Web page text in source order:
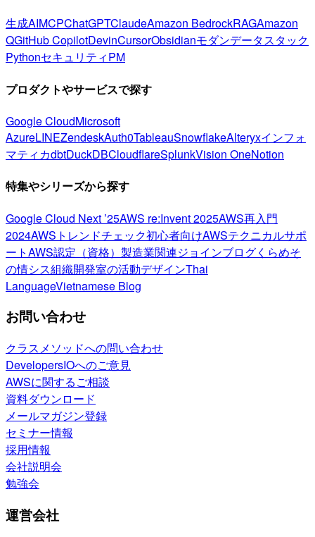
生成AIMCPChatGPTClaudeAmazon BedrockRAGAmazon
QGitHub CopilotDevinCursorObsidianモダンデータスタック
PythonセキュリティPM
プロダクトやサービスで探す
Google CloudMicrosoft
AzureLINEZendeskAuth0TableauSnowflakeAlteryxインフォ
マティカdbtDuckDBCloudflareSplunkVision OneNotion
特集やシリーズから探す
Google Cloud Next ’25AWS re:Invent 2025AWS再入門
2024AWSトレンドチェック初心者向けAWSテクニカルサポ
ートAWS認定（資格） 製造業関連ジョインブログくらめそ
の情シス組織開発室の活動デザインThai
LanguageVietnamese Blog
お問い合わせ
クラスメソッドへの問い合わせ
DevelopersIOへのご意見
AWSに関するご相談
資料ダウンロード
メールマガジン登録
セミナー情報
採用情報
会社説明会
勉強会
運営会社